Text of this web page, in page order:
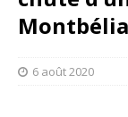
6 août 2020